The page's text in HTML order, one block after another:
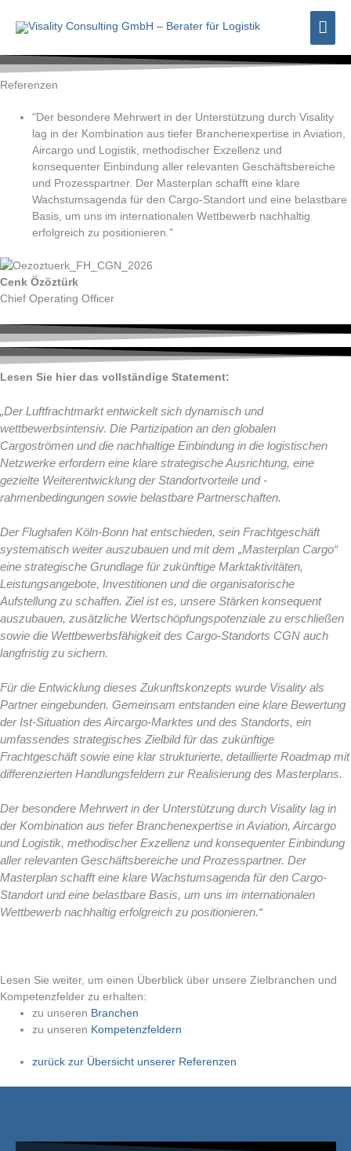
Inhalt
Referenzen
"Der besondere Mehrwert in der Unterstützung durch Visality
lag in der Kombination aus tiefer Branchenexpertise in Aviation,
Aircargo und Logistik, methodischer Exzellenz und
konsequenter Einbindung aller relevanten Geschäftsbereiche
und Prozesspartner. Der Masterplan schafft eine klare
Wachstumsagenda für den Cargo-Standort und eine belastbare
Basis, um uns im internationalen Wettbewerb nachhaltig
erfolgreich zu positionieren."
Cenk Özöztürk
Chief Operating Officer
Lesen Sie hier das vollständige Statement:
„Der Luftfrachtmarkt entwickelt sich dynamisch und
wettbewerbsintensiv. Die Partizipation an den globalen
Cargoströmen und die nachhaltige Einbindung in die logistischen
Netzwerke erfordern eine klare strategische Ausrichtung, eine
gezielte Weiterentwicklung der Standortvorteile und -
rahmenbedingungen sowie belastbare Partnerschaften.
Der Flughafen Köln-Bonn hat entschieden, sein Frachtgeschäft
systematisch weiter auszubauen und mit dem „Masterplan Cargo“
eine strategische Grundlage für zukünftige Marktaktivitäten,
Leistungsangebote, Investitionen und die organisatorische
Aufstellung zu schaffen. Ziel ist es, unsere Stärken konsequent
auszubauen, zusätzliche Wertschöpfungspotenziale zu erschließen
sowie die Wettbewerbsfähigkeit des Cargo-Standorts CGN auch
langfristig zu sichern.
Für die Entwicklung dieses Zukunftskonzepts wurde Visality als
Partner eingebunden. Gemeinsam entstanden eine klare Bewertung
der Ist-Situation des Aircargo-Marktes und des Standorts, ein
umfassendes strategisches Zielbild für das zukünftige
Frachtgeschäft sowie eine klar strukturierte, detaillierte Roadmap mit
differenzierten Handlungsfeldern zur Realisierung des Masterplans.
Der besondere Mehrwert in der Unterstützung durch Visality lag in
der Kombination aus tiefer Branchenexpertise in Aviation, Aircargo
und Logistik, methodischer Exzellenz und konsequenter Einbindung
aller relevanten Geschäftsbereiche und Prozesspartner. Der
Masterplan schafft eine klare Wachstumsagenda für den Cargo-
Standort und eine belastbare Basis, um uns im internationalen
Wettbewerb nachhaltig erfolgreich zu positionieren.“
Lesen Sie weiter, um einen Überblick über unsere Zielbranchen und
Kompetenzfelder zu erhalten:
zu unseren Branchen
zu unseren Kompetenzfeldern
zurück zur Übersicht unserer Referenzen